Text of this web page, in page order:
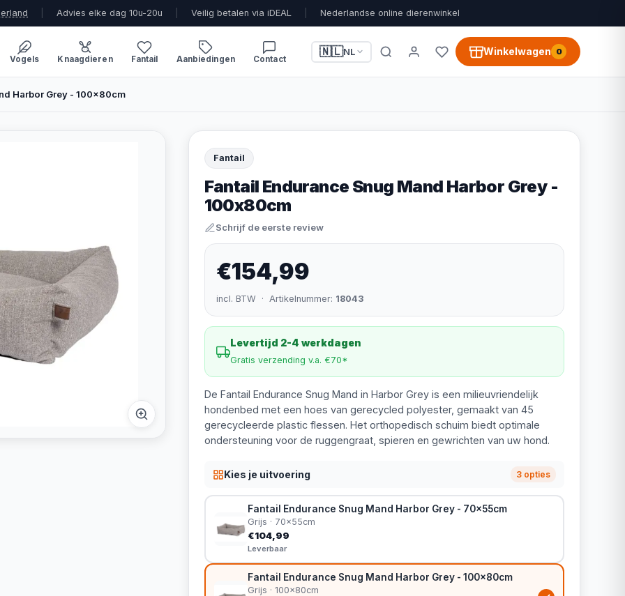
Advies elke dag 10u-20u Veilig betalen via iDEAL Nederlandse online dierenwinkel
Vogels Knaagdieren Fantail Aanbiedingen Contact
🇳🇱NL Winkelwagen 0
Harbor Grey - 100x80cm
Fantail
Fantail Endurance Snug Mand Harbor Grey -
100x80cm
Schrijf de eerste review
€154,99
incl. BTW · Artikelnummer: 18043
Levertijd 2-4 werkdagen
Gratis verzending v.a. €70*
De Fantail Endurance Snug Mand in Harbor Grey is een milieuvriendelijk
hondenbed met een hoes van gerecycled polyester, gemaakt van 45
gerecycleerde plastic flessen. Het orthopedisch schuim biedt optimale
ondersteuning voor de ruggengraat, spieren en gewrichten van uw hond.
Kies je uitvoering 3 opties
Fantail Endurance Snug Mand Harbor Grey - 70x55cm
Grijs · 70x55cm
€104,99
Leverbaar
Fantail Endurance Snug Mand Harbor Grey - 100x80cm
Grijs · 100x80cm